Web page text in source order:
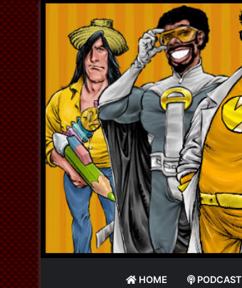
HOME PODCAST